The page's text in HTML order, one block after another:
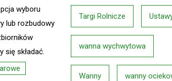
wyboru
lub rozbudowy
się składać.
Targi Rolnicze
wanna wychwytowa
Wanny wanny